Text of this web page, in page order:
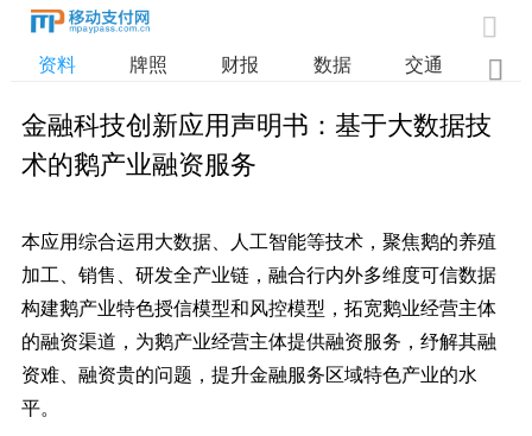

资料 牌照 财报 数据 交通 
金融科技创新应用声明书：基于大数据技
术的鹅产业融资服务
本应用综合运用大数据、人工智能等技术，聚焦鹅的养殖
加工、销售、研发全产业链，融合行内外多维度可信数据
构建鹅产业特色授信模型和风控模型，拓宽鹅业经营主体
的融资渠道，为鹅产业经营主体提供融资服务，纾解其融
资难、融资贵的问题，提升金融服务区域特色产业的水
平。